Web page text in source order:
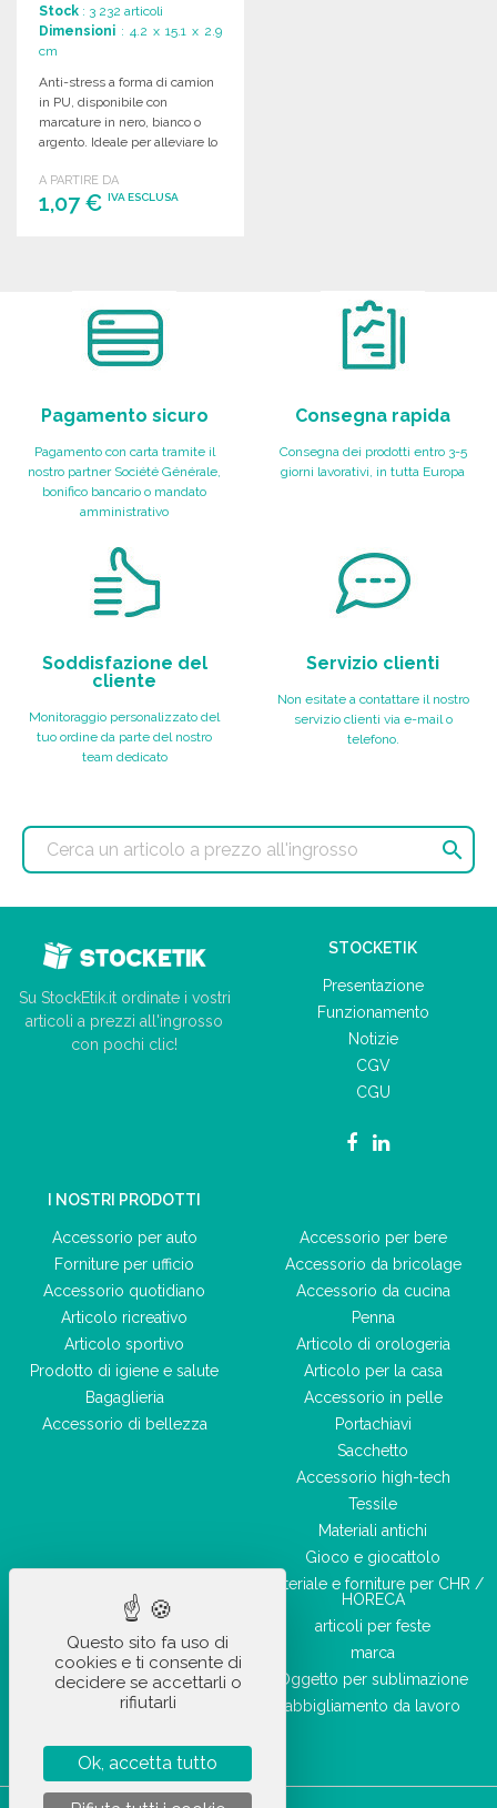
Stock : 3 232 articoli
Dimensioni : 4.2 x 15.1 x 2.9
cm
Anti-stress a forma di camion
in PU, disponibile con
marcature in nero, bianco o
argento. Ideale per alleviare lo
A PARTIRE DA
1,07 € IVA ESCLUSA
Pagamento sicuro
Pagamento con carta tramite il
nostro partner Société Générale,
bonifico bancario o mandato
amministrativo
Consegna rapida
Consegna dei prodotti entro 3-5
giorni lavorativi, in tutta Europa
Soddisfazione del
cliente
Monitoraggio personalizzato del
tuo ordine da parte del nostro
team dedicato
Servizio clienti
Non esitate a contattare il nostro
servizio clienti via e-mail o
telefono.

Su StockEtik.it ordinate i vostri
articoli a prezzi all'ingrosso
con pochi clic!
STOCKETIK
Presentazione
Funzionamento
Notizie
CGV
CGU
I NOSTRI PRODOTTI
Accessorio per auto
Forniture per ufficio
Accessorio quotidiano
Articolo ricreativo
Articolo sportivo
Prodotto di igiene e salute
Bagaglieria
Accessorio di bellezza
Accessorio per bere
Accessorio da bricolage
Accessorio da cucina
Penna
Articolo di orologeria
Articolo per la casa
Accessorio in pelle
Portachiavi
Sacchetto
Accessorio high-tech
Tessile
Materiali antichi
Gioco e giocattolo
Materiale e forniture per CHR /
HORECA
articoli per feste
marca
Oggetto per sublimazione
abbigliamento da lavoro
Questo sito fa uso di
cookies e ti consente di
decidere se accettarli o
rifiutarli
Ok, accetta tutto